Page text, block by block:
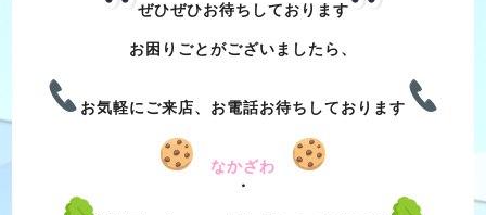
ぜひぜひお待ちしております
お困りごとがございましたら、
お気軽にご来店、お電話お待ちしております
なかざわ
・